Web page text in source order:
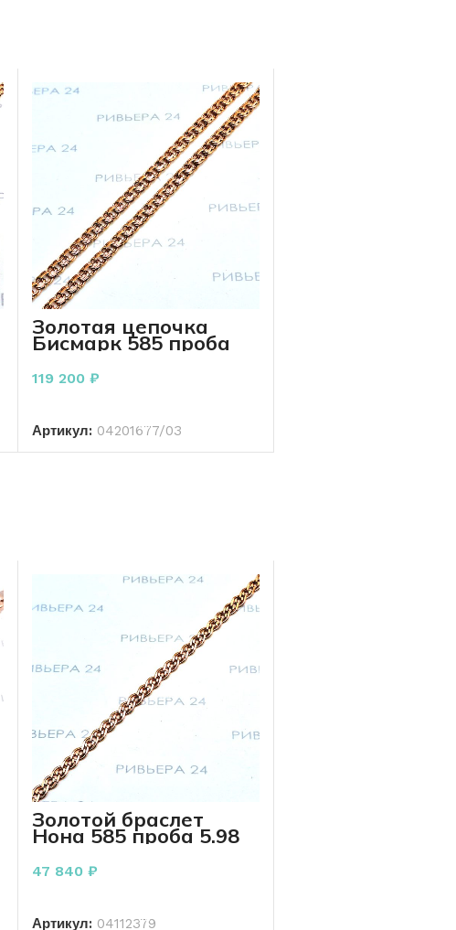
Золотая цепочка
Бисмарк 585 проба
14.90 грамм 50 см
119 200₽
Артикул: 04201677/03
Золотой браслет
Нона 585 проба 5.98
грамм 22 см
47 840₽
Артикул: 04112379